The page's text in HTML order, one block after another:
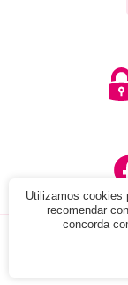
Utilizamos cookies
recomendar
concorda